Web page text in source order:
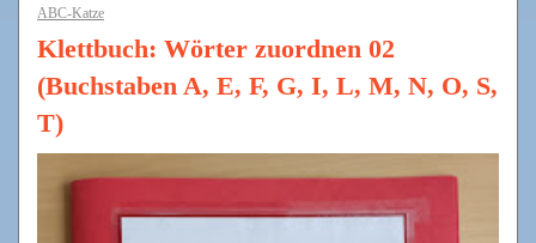
ABC-Katze
Klettbuch: Wörter zuordnen 02
(Buchstaben A, E, F, G, I, L, M, N, O, S,
T)